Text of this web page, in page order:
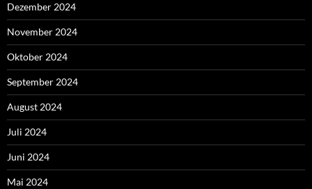
Dezember 2024
November 2024
Oktober 2024
September 2024
August 2024
Juli 2024
Juni 2024
Mai 2024